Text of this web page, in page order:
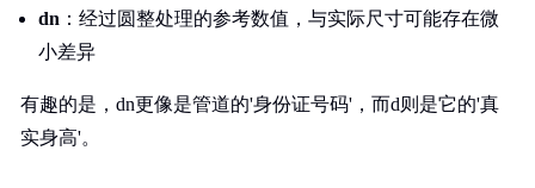
dn ：经过圆整处理的参考数值，与实际尺寸可能存在微
小差异
有趣的是，dn更像是管道的'身份证号码'，而d则是它的'真
实身高'。